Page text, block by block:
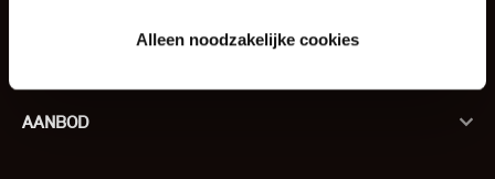
Alleen noodzakelijke cookies
AANBOD